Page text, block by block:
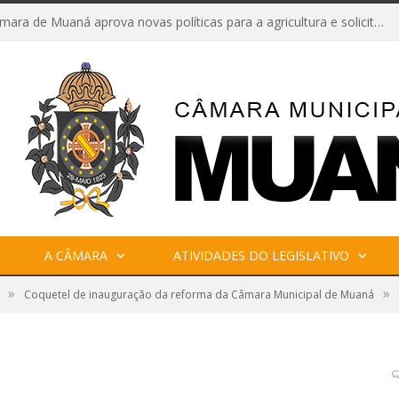
Câmara de Muaná aprova novas políticas para a agricultura e solicita reforma da Ponte do Reduto
A CÂMARA ATIVIDADES DO LEGISLATIVO
» Coquetel de inauguração da reforma da Câmara Municipal de Muaná »